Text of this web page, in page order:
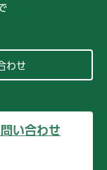
わせ
い合わせ